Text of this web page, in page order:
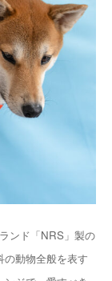
ンド「NRS」製の
の動物全般を表す